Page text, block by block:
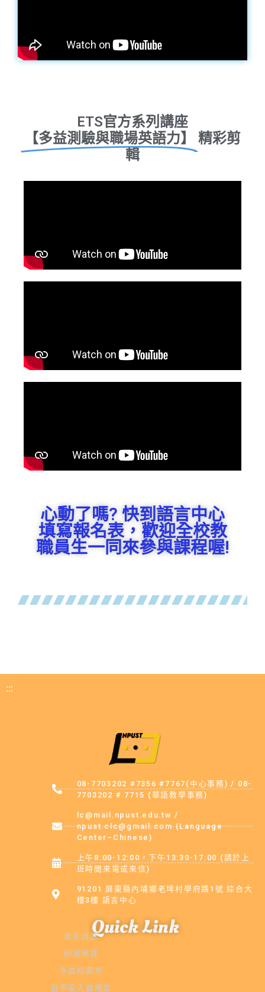
ETS官方系列講座
【多益測驗與職場英語力】
精彩剪
輯
心動了嗎? 快到語言中心
填寫報名表，歡迎全校教
職員生一同來參與課程喔!
:::
08-7703202 #7356 #7767(中心事務) / 08-
7703202 # 7715 (華語教學事務)
lc@mail.npust.edu.tw /
npust.clc@gmail.com (Language
Center–Chinese)
上午8:00-12:00，下午13:30-17:00 (請於上
班時間來電或來信)
91201 屏東縣內埔鄉老埤村學府路1號 綜合大
樓3樓 語言中心
Quick Link
最新消息
師資陣容
多益校園考
自學區入館規定